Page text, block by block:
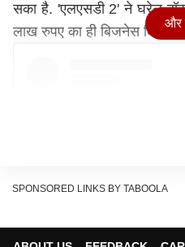
सका है. 'एलएसडी 2' ने घरेलू
लाख रुपए का ही बिजनेस किया है.
और
SPONSORED LINKS BY TABOOLA